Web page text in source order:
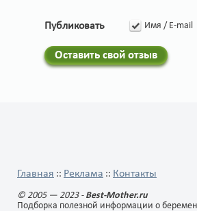
Публиковать Имя / E-mail
Оставить свой отзыв
Главная :: Реклама :: Контакты
© 2005 — 2023 - Best-Mother.ru
Подборка полезной информации о